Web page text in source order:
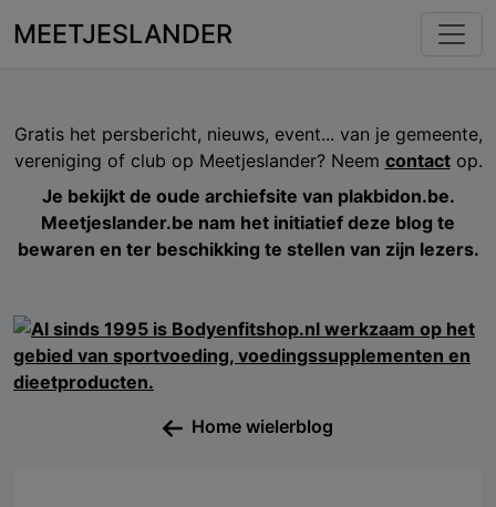
MEETJESLANDER
Gratis het persbericht, nieuws, event... van je gemeente,
vereniging of club op Meetjeslander? Neem contactop.
Je bekijkt de oude archiefsite van plakbidon.be.
Meetjeslander.be nam het initiatief deze blog te
bewaren en ter beschikking te stellen van zijn lezers.
Home wielerblog